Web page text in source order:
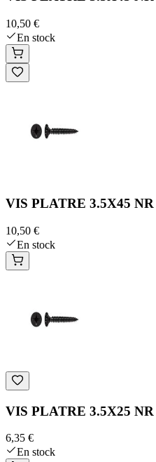
10,50 €
En stock
VIS PLATRE 3.5X45 NR
10,50 €
En stock
VIS PLATRE 3.5X25 NR
6,35 €
En stock